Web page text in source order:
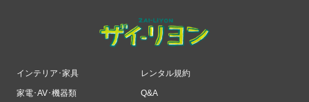
インテリア･家具
家電･AV･機器類
レンタル規約
Q&A